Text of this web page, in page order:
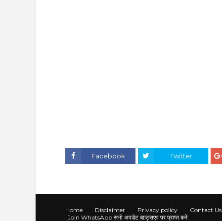
Facebook Twitter
Home Disclaimer Privacy policy Contact Us
Join WhatsApp सभी अपडेट व्हाट्सएप पर प्राप्त करें